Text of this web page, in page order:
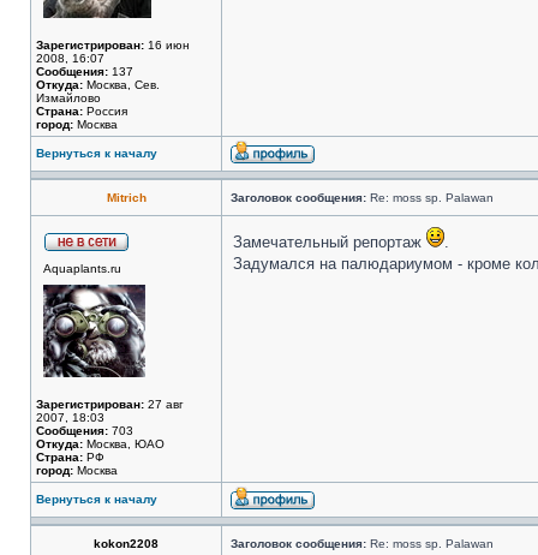
Зарегистрирован: 16 июн
2008, 16:07
Сообщения: 137
Откуда: Москва, Сев.
Измайлово
Страна: Россия
город: Москва
Вернуться к началу
Mitrich Заголовок сообщения: Re: moss sp. Palawan
Aquaplants.ru
Зарегистрирован: 27 авг
2007, 18:03
Сообщения: 703
Откуда: Москва, ЮАО
Страна: РФ
город: Москва
Замечательный репортаж
.
Задумался на палюдариумом - кроме
Вернуться к началу
kokon2208 Заголовок сообщения: Re: moss sp. Palawan